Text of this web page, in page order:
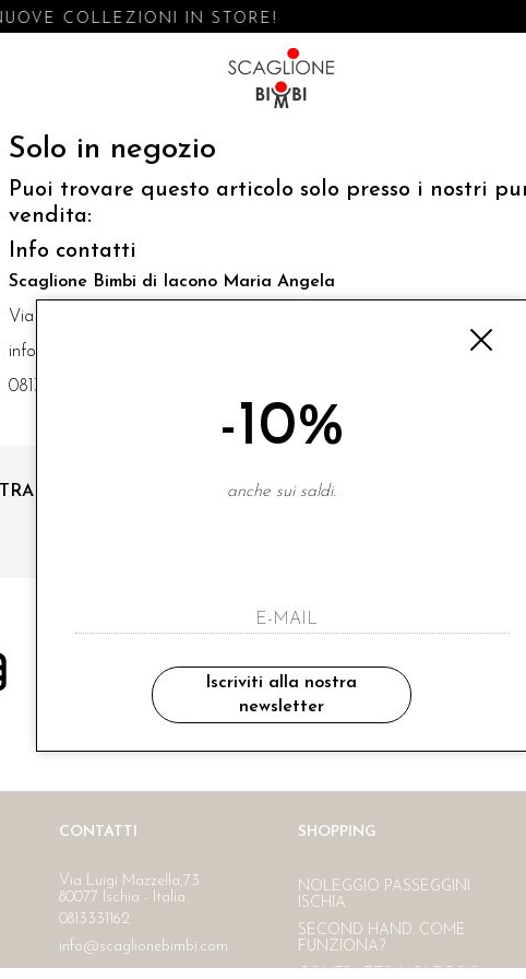
COLLEZIONI IN STORE!
Solo in negozio
Puoi trovare questo articolo solo presso i nostri
vendita:
Info contatti
Scaglione Bimbi di Iacono Maria Angela
Via Luigi Mazzella,73 80077 Ischia
info@scaglionebimbi.com
0813331162
NEWSLETTER
ho letto ed accettato le condizioni sulla
Ritiro in negozio
Consegna gratuita in Italia
CONTATTI
Via Luigi Mazzella,73
80077 Ischia - Italia
0813331162
info@scaglionebimbi.com
SHOPPING
NOLEGGIO PASSEGGINI
ISCHIA
SECOND HAND. COME
FUNZIONA?
-10%
anche sui saldi.
Iscriviti alla nostra
newsletter